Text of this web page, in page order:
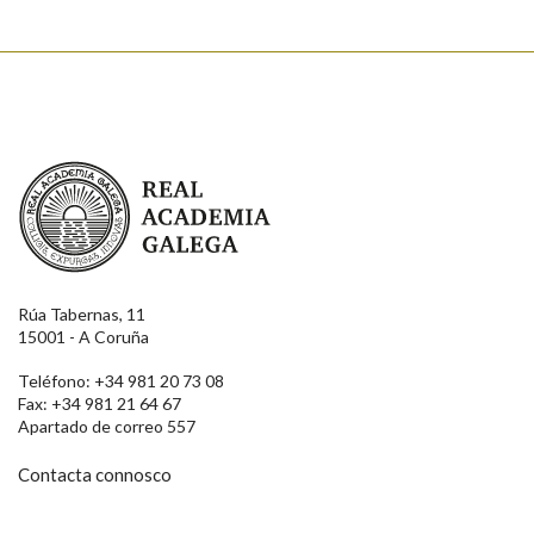
Real Academia Galega
Rúa Tabernas, 11
15001 - A Coruña
Teléfono: +34 981 20 73 08
Fax: +34 981 21 64 67
Apartado de correo 557
Contacta connosco